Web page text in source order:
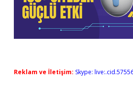
Reklam ve İletişim: Skype: